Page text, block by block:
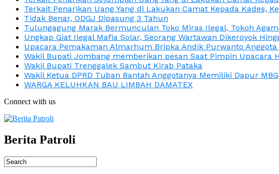
Terkait Penarikan Uang Yang di Lakukan Camat Kepada Kades,
Tidak Benar, ODGJ Dipasung 3 Tahun
Tulungagung Marak Bermunculan Toko Miras Ilegal, Tokoh
Ungkap Giat Ilegal Mafia Solar, Seorang Wartawan Dikeroyok
Upacara Pemakaman Almarhum Bripka Andik Purwanto
Wakil Bupati Jombang memberikan pesan Saat Pimpin Upacara
Wakil Bupati Trenggalek Sambut Kirab Pataka
Wakil Ketua DPRD Tuban Bantah Anggotanya Memiliki Dapur
WARGA KELUHKAN BAU LIMBAH DAMATEX
Connect with us
Berita Patroli